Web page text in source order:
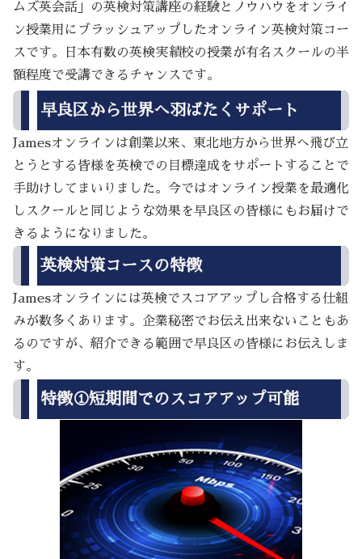
ムズ英会話」の英検対策講座の経験とノウハウをオンライ
ン授業用にブラッシュアップしたオンライン英検対策コー
スです。日本有数の英検実績校の授業が有名スクールの半
額程度で受講できるチャンスです。
早良区から世界へ羽ばたくサポート
Jamesオンラインは創業以来、東北地方から世界へ飛び立
とうとする皆様を英検での目標達成をサポートすることで
手助けしてまいりました。今ではオンライン授業を最適化
しスクールと同じような効果を早良区の皆様にもお届けで
きるようになりました。
英検対策コースの特徴
Jamesオンラインには英検でスコアアップし合格する仕組
みが数多くあります。企業秘密でお伝え出来ないこともあ
るのですが、紹介できる範囲で早良区の皆様にお伝えしま
す。
特徴①短期間でのスコアアップ可能